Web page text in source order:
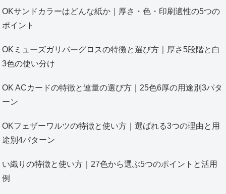
OKサンドカラーはどんな紙か｜厚さ・色・印刷適性の5つの
ポイント
OKミューズガリバーグロスの特徴と選び方｜厚さ5段階と白
3色の使い分け
OK ACカードの特徴と連量の選び方｜25色6厚の用途別3パタ
ーン
OKフェザーワルツの特徴と使い方｜選ばれる3つの理由と用
途別4パターン
い織りの特徴と使い方｜27色から選ぶ5つのポイントと活用
例